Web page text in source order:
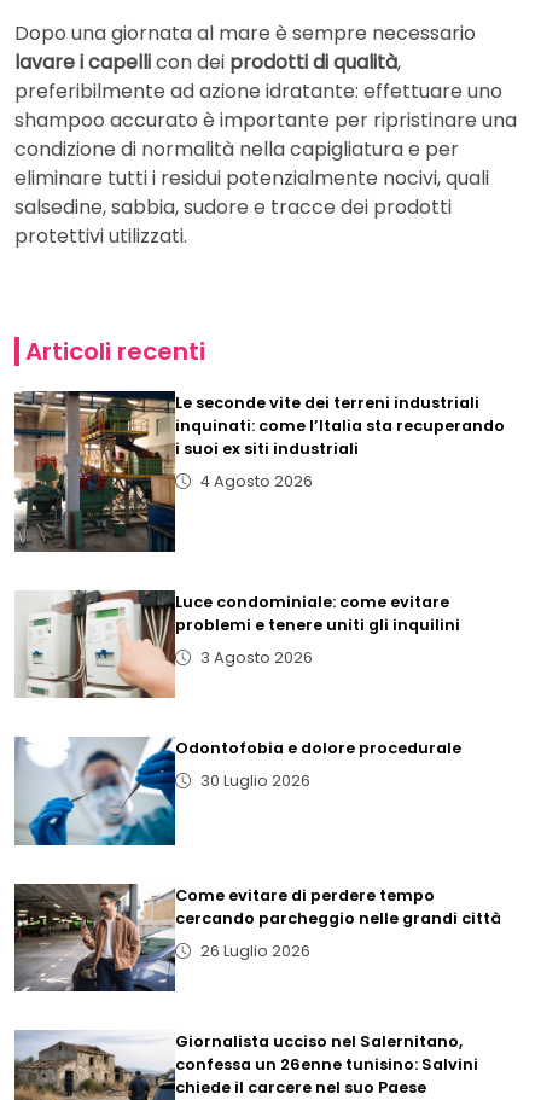
Dopo una giornata al mare è sempre necessario
lavare i capellicon dei prodotti di qualità,
preferibilmente ad azione idratante: effettuare uno
shampoo accurato è importante per ripristinare una
condizione di normalità nella capigliatura e per
eliminare tutti i residui potenzialmente nocivi, quali
salsedine, sabbia, sudore e tracce dei prodotti
protettivi utilizzati.
Articoli recenti
Le seconde vite dei terreni industriali
inquinati: come l’Italia sta recuperando
i suoi ex siti industriali
4 Agosto 2026
Luce condominiale: come evitare
problemi e tenere uniti gli inquilini
3 Agosto 2026
Odontofobia e dolore procedurale
30 Luglio 2026
Come evitare di perdere tempo
cercando parcheggio nelle grandi città
26 Luglio 2026
Giornalista ucciso nel Salernitano,
confessa un 26enne tunisino: Salvini
chiede il carcere nel suo Paese